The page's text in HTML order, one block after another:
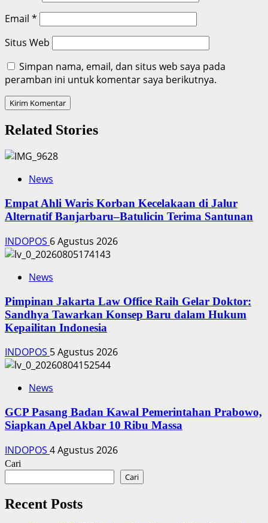
Email *
Situs Web
Simpan nama, email, dan situs web saya pada
peramban ini untuk komentar saya berikutnya.
Related Stories
News
Empat Ahli Waris Korban Kecelakaan di Jalur
Alternatif Banjarbaru–Batulicin Terima Santunan
INDOPOS 6 Agustus 2026
News
Pimpinan Jakarta Law Office Raih Gelar Doktor:
Sandhya Tawarkan Konsep Baru dalam Hukum
Kepailitan Indonesia
INDOPOS 5 Agustus 2026
News
‎GCP Pasang Badan Kawal Pemerintahan Prabowo,
Siapkan Apel Akbar 10 Ribu Massa
INDOPOS 4 Agustus 2026
Cari
Cari
Recent Posts